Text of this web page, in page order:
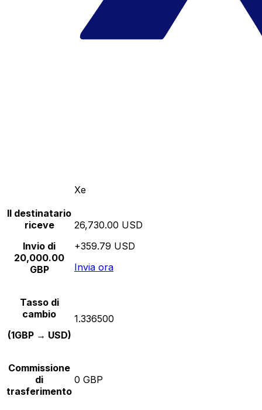
Xe
Il destinatario
riceve
Invio di
20,000.00
GBP
26,730.00 USD
+359.79 USD
Invia ora
Tasso di
cambio
(1GBP → USD)
1.336500
Commissione
di
trasferimento
0 GBP